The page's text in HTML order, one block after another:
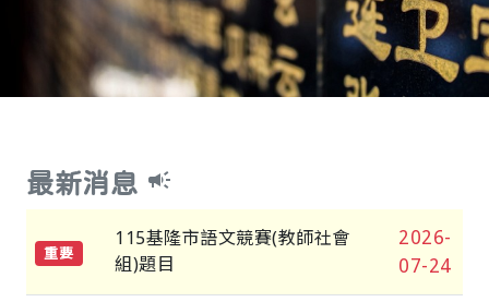
最新消息 campaign
重要
115基隆市語文競賽(教師社會
組)題目
2026-
07-24